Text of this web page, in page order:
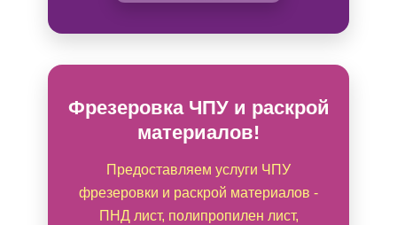
Фрезеровка ЧПУ и раскрой
материалов!
Предоставляем услуги ЧПУ
фрезеровки и раскрой материалов -
ПНД лист, полипропилен лист,